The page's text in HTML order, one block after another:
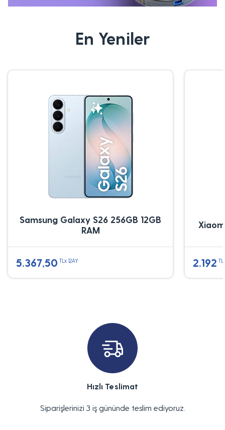
En Yeniler
Samsung Galaxy S26 256GB 12GB
RAM
5.367,50 TLx 12AY 2.192
Hızlı Teslimat
Siparişlerinizi 3 iş gününde teslim ediyoruz.